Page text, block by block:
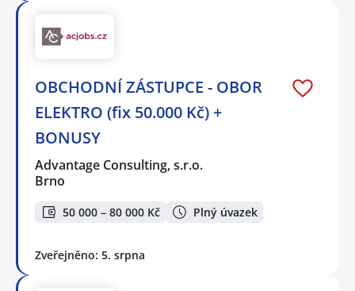
OBCHODNÍ ZÁSTUPCE - OBOR
ELEKTRO (fix 50.000 Kč) +
BONUSY
Advantage Consulting, s.r.o.
Brno
50 000 – 80 000 Kč Plný úvazek
Zveřejněno: 5. srpna